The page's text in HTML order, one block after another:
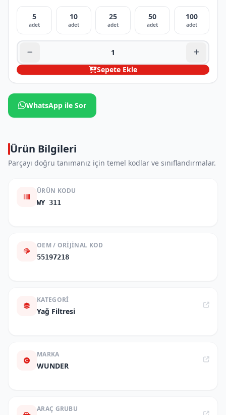
5
adet
10
adet
25
adet
50
adet
100
adet
Sepete Ekle
WhatsApp ile Sor
Ürün Bilgileri
Parçayı doğru tanımanız için temel kodlar ve sınıflandırmalar.
ÜRÜN KODU
WY 311
OEM / ORIJINAL KOD
55197218
KATEGORI
Yağ Filtresi
MARKA
WUNDER
ARAÇ GRUBU